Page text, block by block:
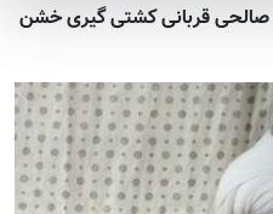
کشتی گیری خشن